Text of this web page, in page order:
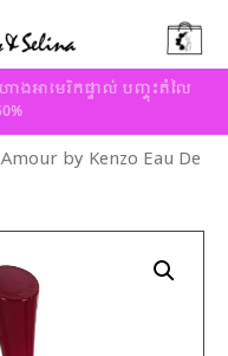
ងអាមេរិកផ្ទាល់ បញ្ចុះតំលៃ
by Kenzo Eau De